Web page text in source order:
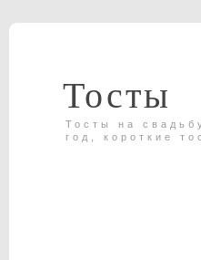
Тосты
Тосты на
год, короткие